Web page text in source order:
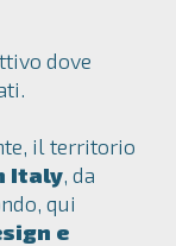
dove
il territorio
Italy, da
qui
e